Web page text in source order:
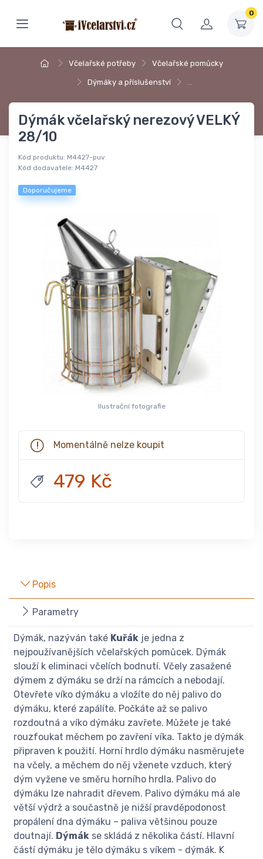
0
Včelařské potřeby Včelařské pomůcky
Dýmáky a příslušenství …
Dýmák včelařský nerezový VELKÝ
28/10
Kód produktu: M4427-puv
Kód dodavatele: M4427
Doporučujeme
Ilustrační fotografie
Momentálně nelze koupit
479 Kč
Popis
Parametry
Dýmák, nazýván také Kuřák je jedna z
nejpoužívanějších včelařských pomůcek. Dýmák
slouží k eliminaci včelích bodnutí. Včely zasažené
dýmem z dýmáku se drží na rámcích a nebodají.
Otevřete víko dýmáku a vložíte do něj palivo do
dýmáku, které zapálíte. Počkáte až se palivo
rozdoutná a víko dýmáku zavřete. Můžete je také
rouzfoukat měchem po zavření víka. Takto je dýmák
připraven k použití. Horní hrdlo dýmáku nasměrujete
na včely, a měchem do něj vženete vzduch, který
dým vyžene ve směru horního hrdla. Palivo do
dýmáku lze nahradit dřevem. Palivo dýmáku má ale
větší výdrž a součastně je nižší pravděpodonost
propálení dna dýmáku – paliva většinou pouze
doutnají. Dýmák se skládá z několika částí. Hlavní
částí dýmáku je tělo dýmáku s víkem - dýmák. K